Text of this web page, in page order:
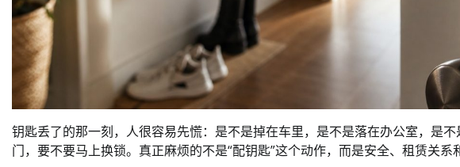
钥匙丢了的那一刻，人很容易先慌：是不是掉在车里，是不是落在办公室，是
门，要不要马上换锁。真正麻烦的不是“配钥匙”这个动作，而是安全、租赁关系